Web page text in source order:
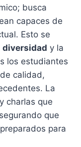
busca
capaces de
Esto se
diversidad y la
los estudiantes
calidad,
La
charlas que
que
para